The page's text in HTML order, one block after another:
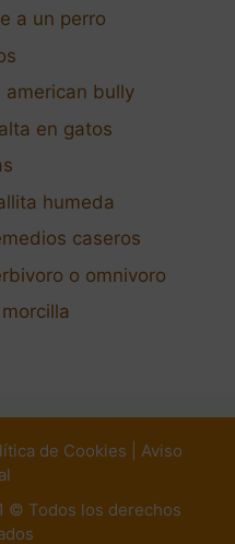
a un perro
american bully
en gatos
humeda
caseros
o omnivoro
de Cookies
Aviso
© Todos los derechos